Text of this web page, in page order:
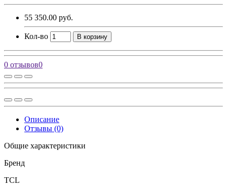
55 350.00 руб.
Кол-во В корзину
0 отзывов0
Описание
Отзывы (0)
Общие характеристики
Бренд
TCL